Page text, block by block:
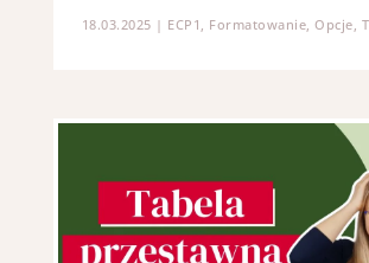
18.03.2025 | ECP1 Formatowanie ,Opcje